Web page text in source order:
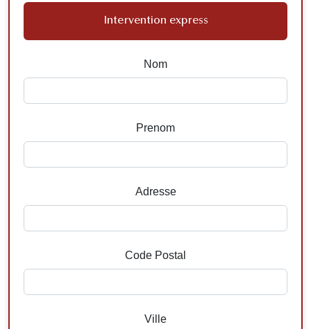
Intervention express
Nom
Prenom
Adresse
Code Postal
Ville